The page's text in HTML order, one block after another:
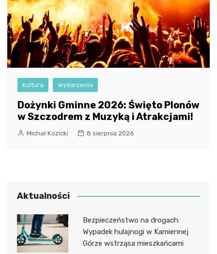
kultura wydarzenia
Dożynki Gminne 2026: Święto Plonów
w Szczodrem z Muzyką i Atrakcjami!
Michał Kozicki 8 sierpnia 2026
Aktualności
Bezpieczeństwo na drogach:
Wypadek hulajnogi w Kamiennej
Górze wstrząsa mieszkańcami